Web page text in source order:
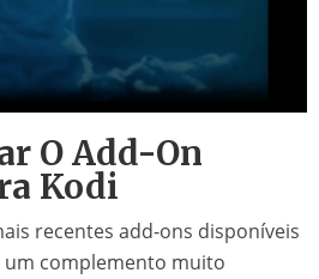
O Add-On
Kodi
recentes add-ons disponíveis
um complemento muito